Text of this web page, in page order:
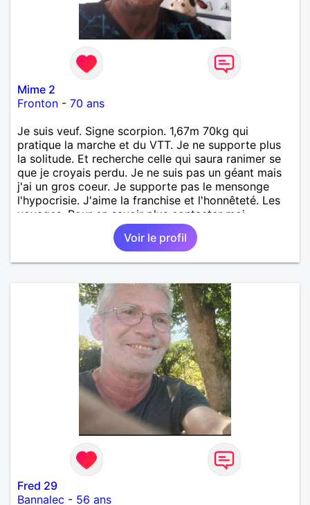
Mime 2
Fronton - 70 ans
Je suis veuf. Signe scorpion. 1,67m 70kg qui
pratique la marche et du VTT. Je ne supporte plus
la solitude. Et recherche celle qui saura ranimer se
que je croyais perdu. Je ne suis pas un géant mais
j'ai un gros coeur. Je supporte pas le mensonge
l'hypocrisie. J'aime la franchise et l'honnêteté. Les
voyages. Pour en savoir plus contacter moi.
Voir le profil
Fred 29
Bannalec - 56 ans